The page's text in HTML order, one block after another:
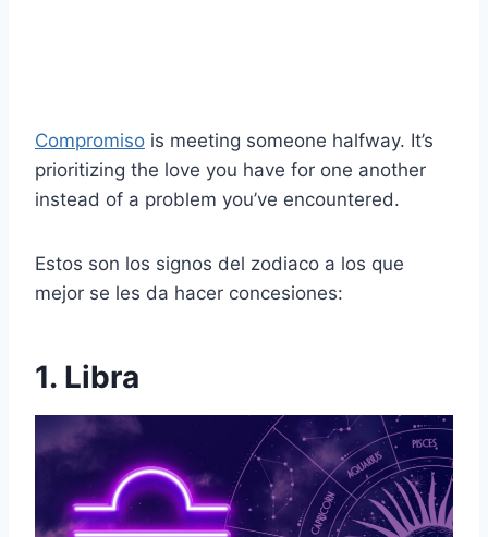
Compromiso is meeting someone halfway. It’s
prioritizing the love you have for one another
instead of a problem you’ve encountered.
Estos son los signos del zodiaco a los que
mejor se les da hacer concesiones:
1. Libra